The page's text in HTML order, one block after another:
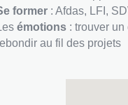
former : Afdas, LFI,
émotions : trouver
au fil des projets